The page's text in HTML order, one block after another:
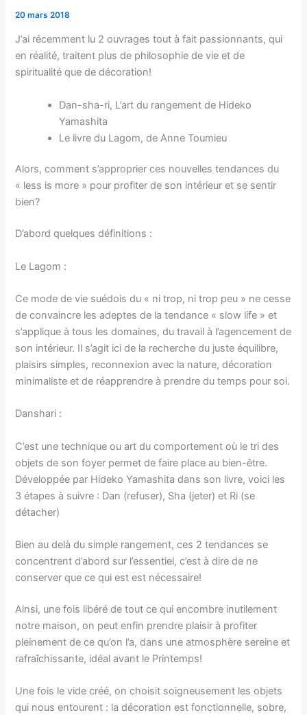
20 mars 2018
J’ai récemment lu 2 ouvrages tout à fait passionnants, qui
en réalité, traitent plus de philosophie de vie et de
spiritualité que de décoration!
Dan-sha-ri, L’art du rangement de Hideko
Yamashita
Le livre du Lagom, de Anne Toumieu
Alors, comment s’approprier ces nouvelles tendances du
« less is more » pour profiter de son intérieur et se sentir
bien?
D’abord quelques définitions :
Le Lagom :
Ce mode de vie suédois du « ni trop, ni trop peu » ne cesse
de convaincre les adeptes de la tendance « slow life » et
s’applique à tous les domaines, du travail à l’agencement de
son intérieur. Il s’agit ici de la recherche du juste équilibre,
plaisirs simples, reconnexion avec la nature, décoration
minimaliste et de réapprendre à prendre du temps pour soi.
Danshari :
C’est une technique ou art du comportement où le tri des
objets de son foyer permet de faire place au bien-être.
Développée par Hideko Yamashita dans son livre, voici les
3 étapes à suivre : Dan (refuser), Sha (jeter) et Ri (se
détacher)
Bien au delà du simple rangement, ces 2 tendances se
concentrent d’abord sur l’essentiel, c’est à dire de ne
conserver que ce qui est est nécessaire!
Ainsi, une fois libéré de tout ce qui encombre inutilement
notre maison, on peut enfin prendre plaisir à profiter
pleinement de ce qu’on l’a, dans une atmosphère sereine et
rafraîchissante, idéal avant le Printemps!
Une fois le vide créé, on choisit soigneusement les objets
qui nous entourent : la décoration est fonctionnelle, sobre,